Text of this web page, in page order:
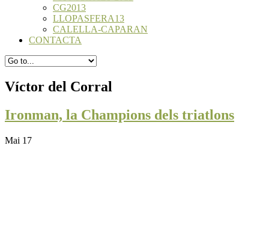
CG2013
LLOPASFERA13
CALELLA-CAPARAN
CONTACTA
Víctor del Corral
Ironman, la Champions dels triatlons
Mai 17